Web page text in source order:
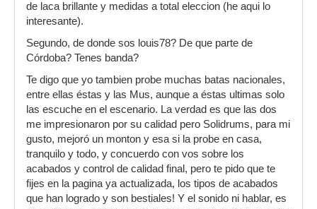
de laca brillante y medidas a total eleccion (he aqui lo
interesante).
Segundo, de donde sos louis78? De que parte de
Córdoba? Tenes banda?
Te digo que yo tambien probe muchas batas nacionales,
entre ellas éstas y las Mus, aunque a éstas ultimas solo
las escuche en el escenario. La verdad es que las dos
me impresionaron por su calidad pero Solidrums, para mi
gusto, mejoró un monton y esa si la probe en casa,
tranquilo y todo, y concuerdo con vos sobre los
acabados y control de calidad final, pero te pido que te
fijes en la pagina ya actualizada, los tipos de acabados
que han logrado y son bestiales! Y el sonido ni hablar, es